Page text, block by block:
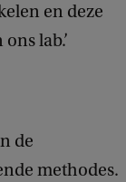
en deze
lab.’
de
methodes.